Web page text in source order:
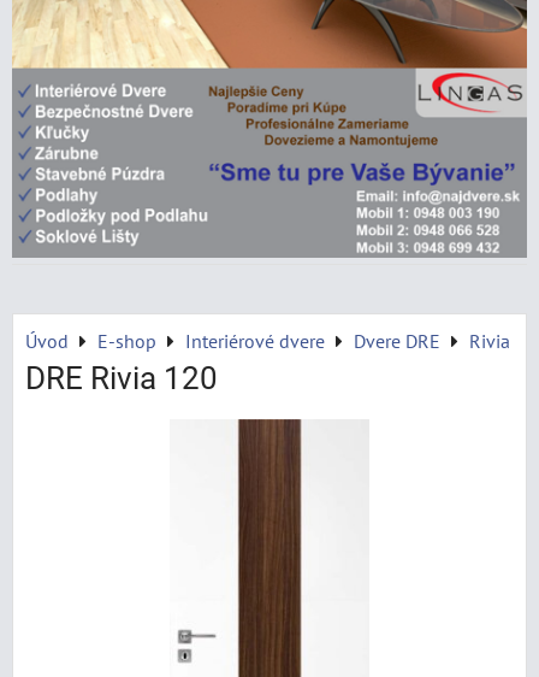
Úvod E-shop Interiérové dvere Dvere DRE Rivia
DRE Rivia 120